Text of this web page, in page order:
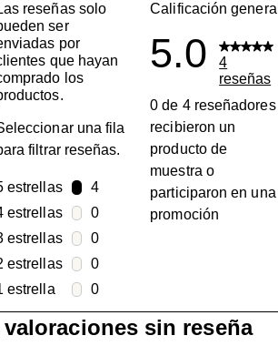
reseñas solo
ser
por
que hayan
los
una fila
filtrar reseñas.
estrellasestrellas
4
4 reseñas con 5 estrellas.
estrellasestrellas
0
0 reseñas con 4 estrellas.
estrellasestrellas
0
0 reseñas con 3 estrellas.
estrellasestrellas
0
0 reseñas con 2 estrellas.
estrellaestrellas
0
0 reseñas con 1 estrella.
Calificación general
5.0
4
reseñas
0 de 4 reseñadores
recibieron un
producto de
muestra o
participaron en una
promoción
valoraciones sin reseña